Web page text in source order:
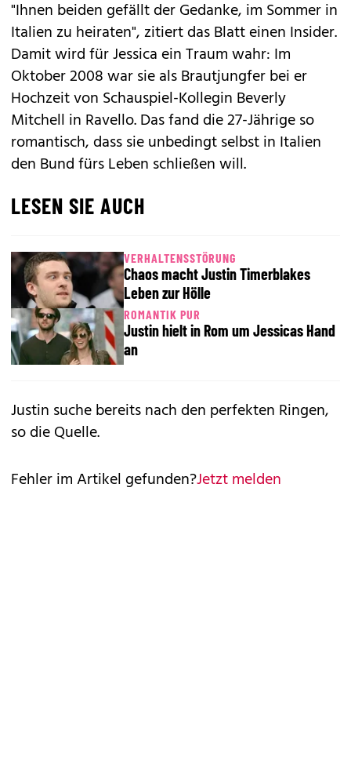
"Ihnen beiden gefällt der Gedanke, im Sommer in
Italien zu heiraten", zitiert das Blatt einen Insider.
Damit wird für Jessica ein Traum wahr: Im
Oktober 2008 war sie als Brautjungfer bei er
Hochzeit von Schauspiel-Kollegin Beverly
Mitchell in Ravello. Das fand die 27-Jährige so
romantisch, dass sie unbedingt selbst in Italien
den Bund fürs Leben schließen will.
LESEN SIE AUCH
VERHALTENSSTÖRUNG
Chaos macht Justin Timerblakes
Leben zur Hölle
ROMANTIK PUR
Justin hielt in Rom um Jessicas Hand
an
Justin suche bereits nach den perfekten Ringen,
so die Quelle.
Fehler im Artikel gefunden?Jetzt melden